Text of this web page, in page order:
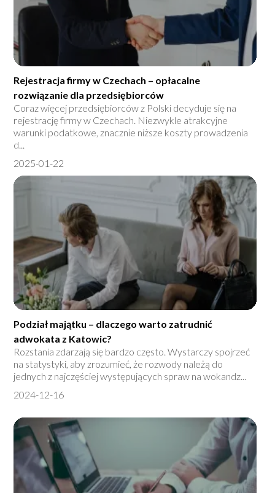
Rejestracja firmy w Czechach – opłacalne
rozwiązanie dla przedsiębiorców
Coraz więcej przedsiębiorców z Polski decyduje się na
rejestrację firmy w Czechach. Niezwykle atrakcyjne
warunki podatkowe, znacznie niższe koszty prowadzenia
d...
2025-01-22
Podział majątku – dlaczego warto zatrudnić
adwokata z Katowic?
Rozstania zdarzają się bardzo często. Wystarczy spojrzeć
na statystyki, aby zrozumieć, że rozwody należą do
jednych z najczęściej występujących spraw na wokandz...
2024-12-16